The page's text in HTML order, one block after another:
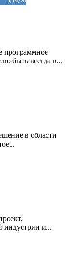
программное
быть всегда в...
в области
индустрии и...